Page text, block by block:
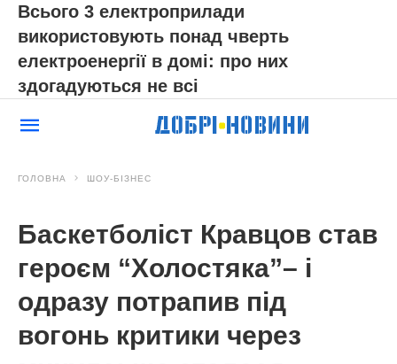
Всього 3 електроприлади
використовують понад чверть
електроенергії в домі: про них
здогадуються не всі